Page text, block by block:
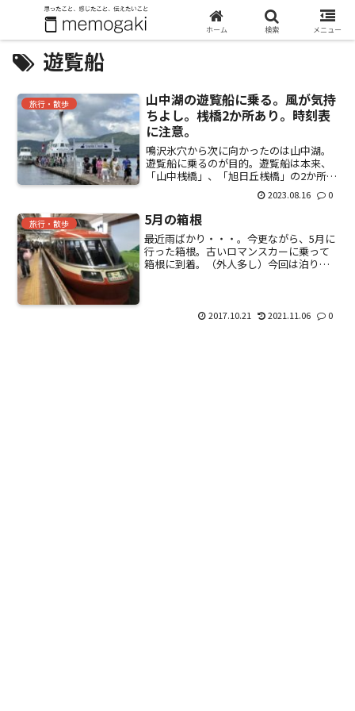
遊覧船
旅行・散歩
山中湖の遊覧船に乗る。風が気持
ちよし。桟橋2か所あり。時刻表
に注意。
鳴沢氷穴から次に向かったのは山中湖。
遊覧船に乗るのが目的。遊覧船は本来、
「山中桟橋」、「旭日丘桟橋」の2か所か
ら発着しているのだけど、現在「山中桟
橋」は休止しているので注意が必要。こ
ちら時刻表。30分間隔。桟橋により出発
時刻が異なる。最新の...
2023.08.16 0
旅行・散歩 5月の箱根
最近雨ばかり・・・。今更ながら、5月に
行った箱根。古いロマンスカーに乗って
箱根に到着。（外人多し）今回は泊りな
観光地に出向いたり、事...
2017.10.21 2021.11.06 0
ホーム 検索 メニュー